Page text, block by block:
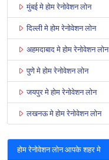
मुंबई मे होम रेनोवेशन लोन
दिल्ली मे होम रेनोवेशन लोन
अहमदाबाद मे होम रेनोवेशन लोन
पुणे मे होम रेनोवेशन लोन
जयपुर मे होम रेनोवेशन लोन
लखनऊ मे होम रेनोवेशन लोन
होम रेनोवेशन लोन आपके शहर मे